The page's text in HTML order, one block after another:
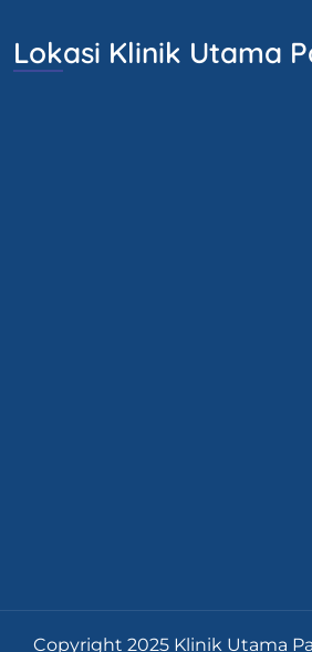
Lokasi Klinik Utama
Copyright 2025 Klinik Utama